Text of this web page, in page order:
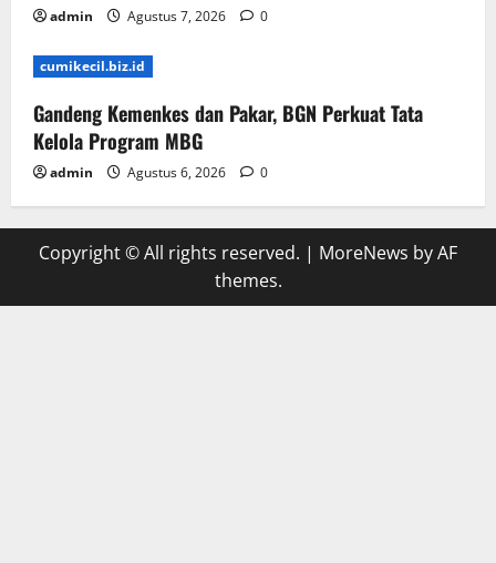
admin Agustus 7, 2026 0
cumikecil.biz.id
Gandeng Kemenkes dan Pakar, BGN Perkuat Tata
Kelola Program MBG
admin Agustus 6, 2026 0
Copyright © All rights reserved. | MoreNews by AF
themes.